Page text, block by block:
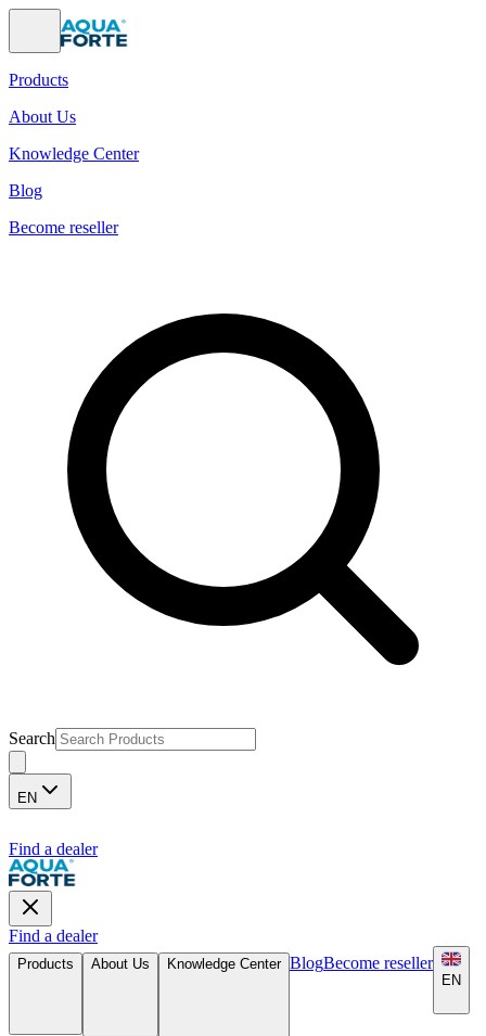
Products
About Us
Knowledge Center
Blog
Become reseller
Search
EN
Find a dealer
Find a dealer
Products About Us Knowledge Center BlogBecome reseller
EN